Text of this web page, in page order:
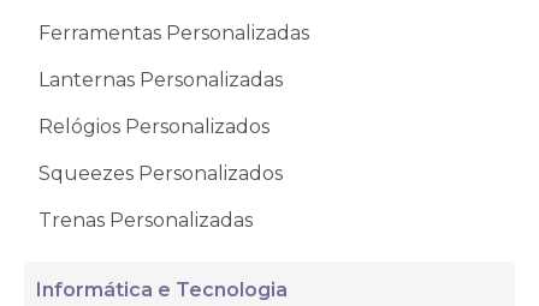
Ferramentas Personalizadas
Lanternas Personalizadas
Relógios Personalizados
Squeezes Personalizados
Trenas Personalizadas
Informática e Tecnologia